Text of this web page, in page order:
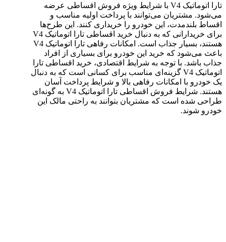
تارا اتوماتیک V4 با شرایط ویژه فروش اقساطی عرضه
می‌شود. مشتریان می‌توانند با پرداخت اولیه مناسب و
اقساط بلندمدت، این خودرو را خریداری کنند. این طرح‌ها
برای خریدارانی که به دنبال خرید اقساطی تارا اتوماتیک V4
هستند، بسیار جذاب است. امکانات رفاهی تارا اتوماتیک V4
باعث می‌شود که خرید این خودرو برای بسیاری از افراد
جذاب باشد. با توجه به شرایط اقتصادی، خرید اقساطی تارا
اتوماتیک V4 گزینه‌ای مناسب برای کسانی است که به دنبال
یک خودرو با امکانات رفاهی بالا و شرایط پرداخت آسان
هستند. شرایط فروش اقساطی تارا اتوماتیک V4 به گونه‌ای
طراحی شده است که مشتریان بتوانند به راحتی مالک این
خودرو شوند.